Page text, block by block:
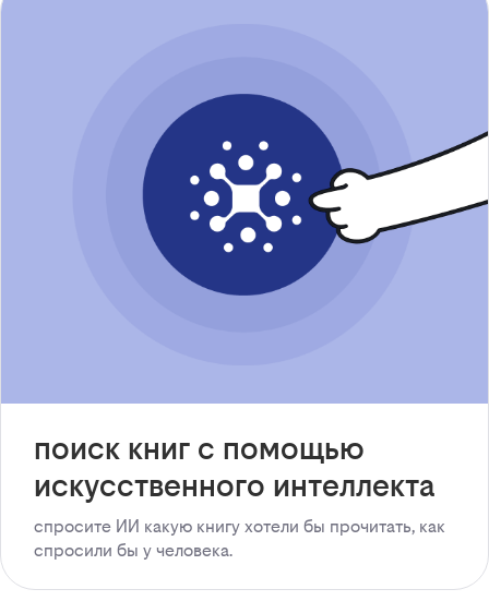
поиск книг с помощью
искусственного интеллекта
спросите ИИ какую книгу хотели бы прочитать, как
спросили бы у человека.